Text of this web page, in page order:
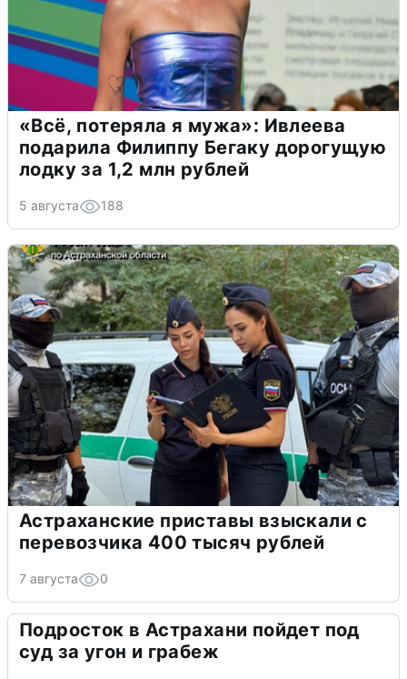
«Всё, потеряла я мужа»: Ивлеева
подарила Филиппу Бегаку дорогущую
лодку за 1,2 млн рублей
5 августа 188
Астраханские приставы взыскали с
перевозчика 400 тысяч рублей
7 августа 0
Подросток в Астрахани пойдет под
суд за угон и грабеж